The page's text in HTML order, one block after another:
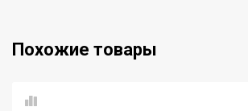
Похожие товары